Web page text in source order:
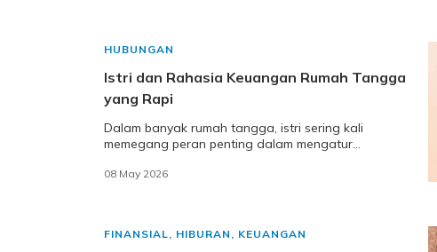
HUBUNGAN
Istri dan Rahasia Keuangan Rumah Tangga
yang Rapi
Dalam banyak rumah tangga, istri sering kali
memegang peran penting dalam mengatur
suami yang mempercayaka
08 May 2026
FINANSIAL, HIBURAN , KEUANGAN